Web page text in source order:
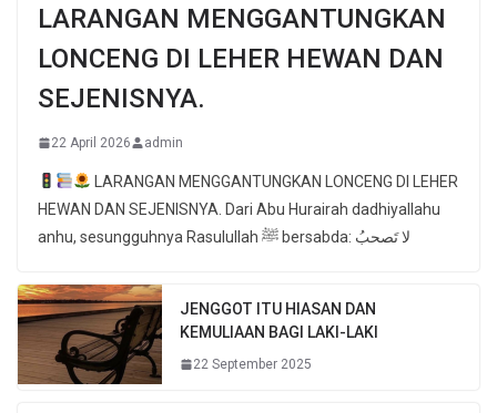
LARANGAN MENGGANTUNGKAN
LONCENG DI LEHER HEWAN DAN
SEJENISNYA.
22 April 2026 admin
LARANGAN MENGGANTUNGKAN LONCENG DI LEHER
HEWAN DAN SEJENISNYA. Dari Abu Hurairah dadhiyallahu
anhu, sesungguhnya Rasulullah ﷺ bersabda: لا تَصحبُ
JENGGOT ITU HIASAN DAN
KEMULIAAN BAGI LAKI-LAKI
22 September 2025